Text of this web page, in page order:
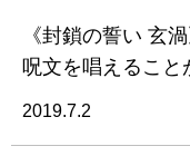
《封鎖の誓い 玄
呪文を唱えること
2019.7.2